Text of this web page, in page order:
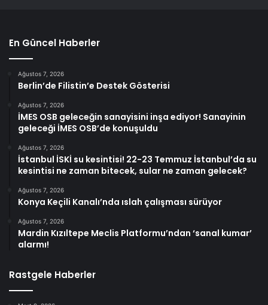
En Güncel Haberler
Ağustos 7, 2026
Berlin’de Filistin’e Destek Gösterisi
Ağustos 7, 2026
İMES OSB geleceğin sanayisini inşa ediyor! Sanayinin
geleceği İMES OSB’de konuşuldu
Ağustos 7, 2026
İstanbul İSKİ su kesintisi! 22-23 Temmuz İstanbul’da su
kesintisi ne zaman bitecek, sular ne zaman gelecek?
Ağustos 7, 2026
Konya Keçili Kanalı’nda ıslah çalışması sürüyor
Ağustos 7, 2026
Mardin Kızıltepe Meclis Platformu’ndan ‘sanal kumar’
alarmı!
Rastgele Haberler